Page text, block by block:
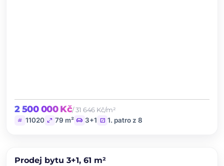
2 500 000 Kč/ 31 646 Kč/m²
tag 11020 open_in_full 79 m² chair 3+1 stairs 1. patro z 8
PRODEJ NOVINKA
Prodej bytu 3+1, 61 m²